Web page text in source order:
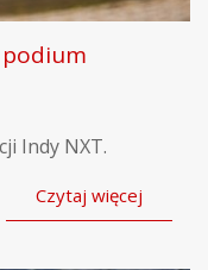
Indy NXT.
Czytaj więcej